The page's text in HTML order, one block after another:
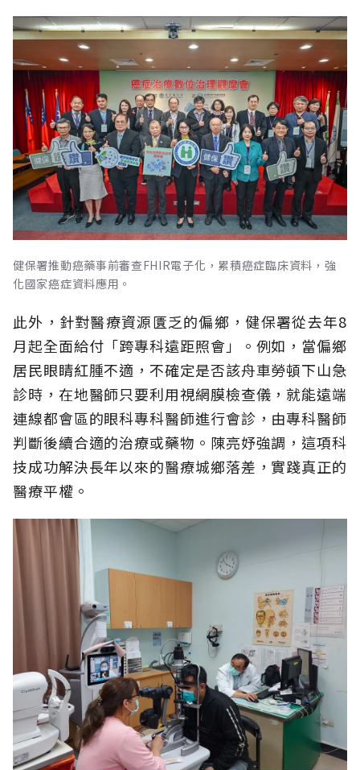
健保署推動癌藥事前審查FHIR電子化，累積癌症臨床資料，強
化國家癌症資料應用。
此外，針對醫療資源匱乏的偏鄉，健保署從去年8
月起全面給付「跨專科遠距照會」。例如，當偏鄉
居民眼睛紅腫不適，不確定是否該舟車勞頓下山急
診時，在地醫師只要利用視網膜檢查儀，就能遠端
連線都會區的眼科專科醫師進行會診，由專科醫師
判斷後續合適的治療或藥物。陳亮妤強調，這項科
技成功解決長年以來的醫療城鄉落差，實踐真正的
醫療平權。